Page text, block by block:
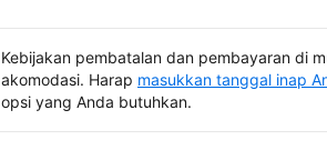
Kebijakan pembatalan dan pembayaran di
akomodasi. Harap masukkan tanggal inap
opsi yang Anda butuhkan.